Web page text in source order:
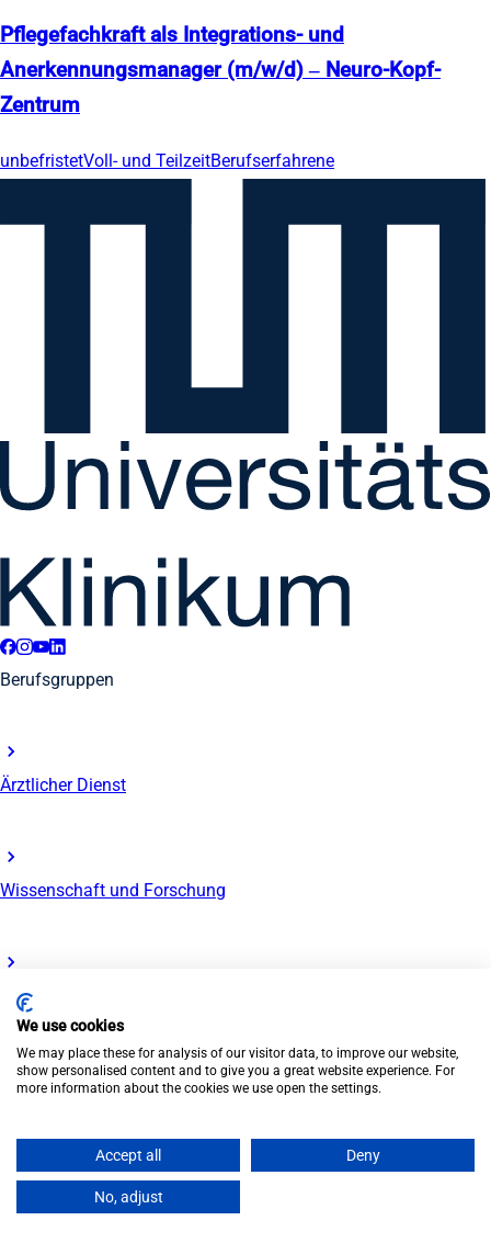
Pflegefachkraft als Integrations- und
Anerkennungsmanager (m/w/d) – Neuro-Kopf-
Zentrum
unbefristetVoll- und TeilzeitBerufserfahrene
Berufsgruppen
Ärztlicher Dienst
Wissenschaft und Forschung
Pflege- und Funktionsdienst
Therapie, Pädagogik und Soziales
We use cookies
We may place these for analysis of our visitor data, to improve our website,
show personalised content and to give you a great website experience. For
more information about the cookies we use open the settings.
Accept all Deny
No, adjust